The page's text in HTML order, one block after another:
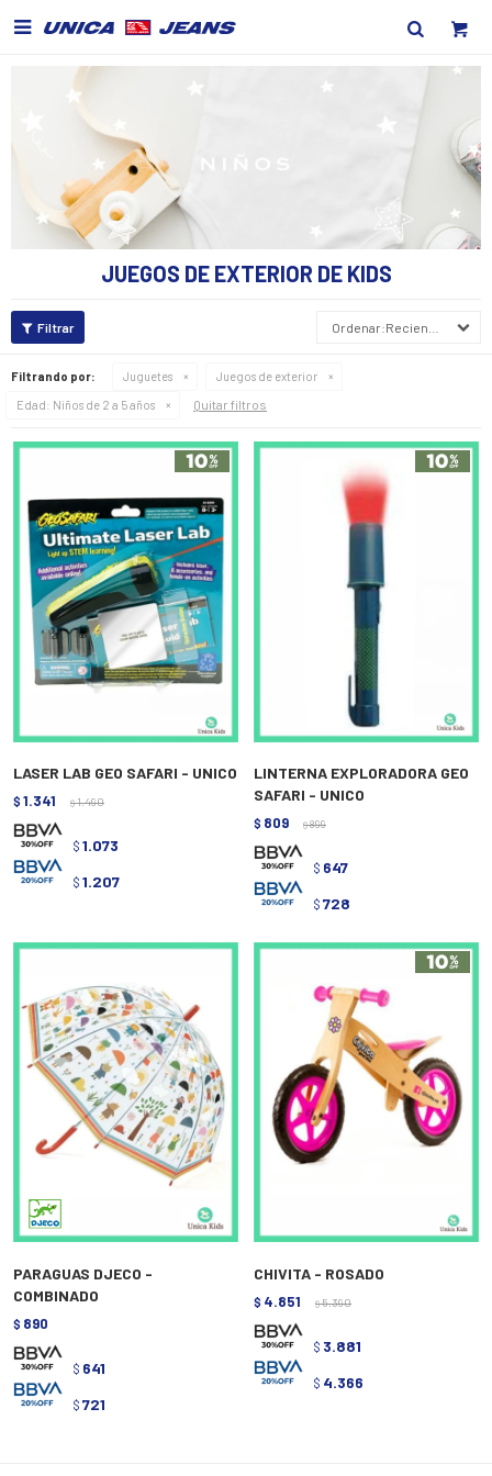

JUEGOS DE EXTERIOR DE KIDS
Recientes
Filtrando por: Juguetes
Juegos de exterior
Edad: Niños de 2 a 5 años Quitar filtros
LASER LAB GEO SAFARI - UNICO
$ 1.341 $ 1.490
$ 1.073
$ 1.207
LINTERNA EXPLORADORA GEO
SAFARI - UNICO
$ 809 $ 899
$ 647
$ 728
PARAGUAS DJECO -
COMBINADO
$ 890
$ 641
$ 721
CHIVITA - ROSADO
$ 4.851 $ 5.390
$ 3.881
$ 4.366